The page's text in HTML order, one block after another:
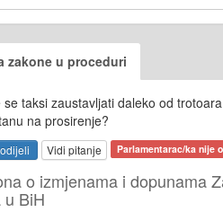
zakone u proceduri
taksi zaustavljati daleko od
na prosirenje?
Vidi pitanje Parlamentarac/ka nije
o izmjenama i dopunama
BiH